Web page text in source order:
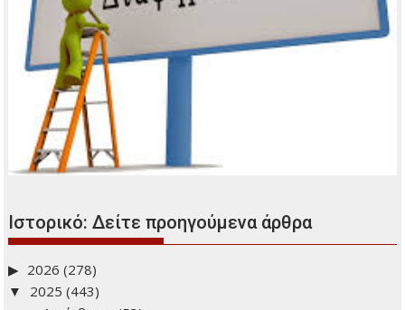
Ιστορικό: Δείτε προηγούμενα άρθρα
2026 (278)
2025 (443)